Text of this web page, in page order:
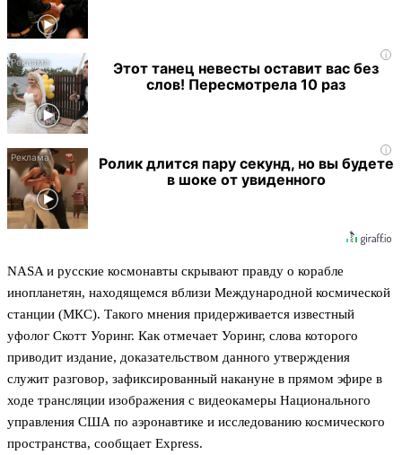
i
Этот танец невесты оставит вас без
слов! Пересмотрела 10 раз
i
Ролик длится пару секунд, но вы будете
в шоке от увиденного
NASA и русские космонавты скрывают правду о корабле
инопланетян, находящемся вблизи Международной космической
станции (МКС). Такого мнения придерживается известный
уфолог Скотт Уоринг. Как отмечает Уоринг, слова которого
приводит издание, доказательством данного утверждения
служит разговор, зафиксированный накануне в прямом эфире в
ходе трансляции изображения с видеокамеры Национального
управления США по аэронавтике и исследованию космического
пространства, сообщает Express.